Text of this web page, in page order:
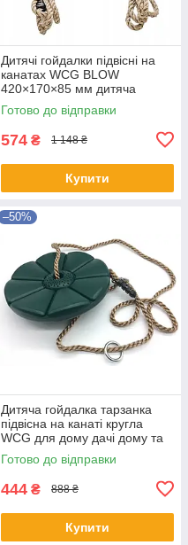
Дитячі гойдалки підвісні на
канатах WCG BLOW
420×170×85 мм дитяча
гойдалка для саду веранди
та ігрового майданчику
Готово до відправки
574 ₴ 1 148 ₴
Купити
–50%
Дитяча гойдалка тарзанка
підвісна на канаті кругла
WCG для дому дачі дому та
ігрового майданчику Зелений
Готово до відправки
444 ₴ 888 ₴
Купити